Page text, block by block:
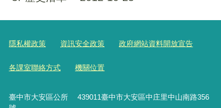
隱私權政策 資訊安全政策 政府網站資料開放宣告
各課室聯絡方式 機關位置
臺中市大安區公所 439011臺中市大安區中庄里中山南路356